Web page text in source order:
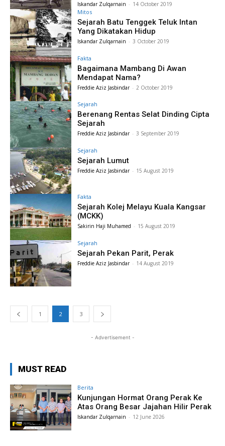
Iskandar Zulqarnain - 14 October 2019
Mitos
Sejarah Batu Tenggek Teluk Intan
Yang Dikatakan Hidup
Iskandar Zulqarnain - 3 October 2019
Fakta
Bagaimana Mambang Di Awan
Mendapat Nama?
Freddie Aziz Jasbindar - 2 October 2019
Sejarah
Berenang Rentas Selat Dinding Cipta
Sejarah
Freddie Aziz Jasbindar - 3 September 2019
Sejarah
Sejarah Lumut
Freddie Aziz Jasbindar - 15 August 2019
Fakta
Sejarah Kolej Melayu Kuala Kangsar
(MCKK)
Sakirin Haji Muhamed - 15 August 2019
Sejarah
Sejarah Pekan Parit, Perak
Freddie Aziz Jasbindar - 14 August 2019
1 2 3
- Advertisement -
MUST READ
Berita
Kunjungan Hormat Orang Perak Ke
Atas Orang Besar Jajahan Hilir Perak
Iskandar Zulqarnain - 12 June 2026